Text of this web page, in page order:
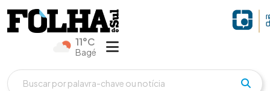
11°C
Bagé